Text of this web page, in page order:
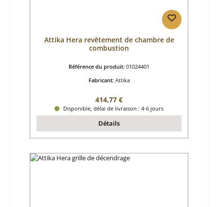
Attika Hera revêtement de chambre de
combustion
Référence du produit: 01024401
Fabricant: Attika
Prix régulier :
414,77 €
Disponible, délai de livraison : 4-6 jours
Détails